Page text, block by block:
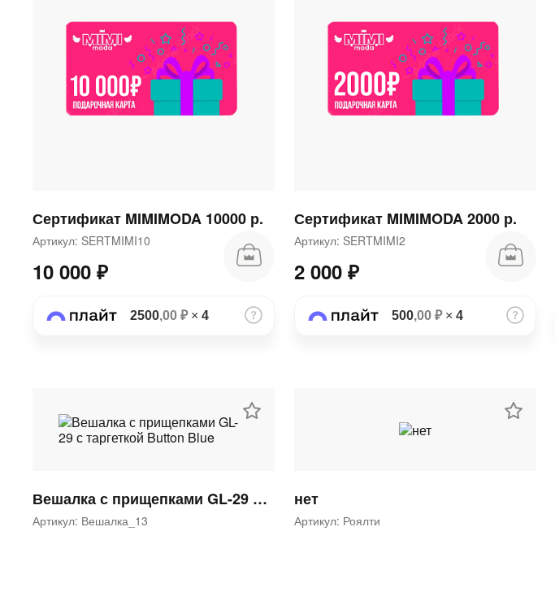
Сертификат MIMIMODA 10000 р.
Артикул: SERTMIMI10
10 000 ₽
2500,00 ₽× 4
Сертификат MIMIMODA 2000 р.
Артикул: SERTMIMI2
2 000 ₽
500,00 ₽× 4
Вешалка с прищепками GL-29 с таргеткой Button Blue
Артикул: Вешалка_13
нет
Артикул: Роялти